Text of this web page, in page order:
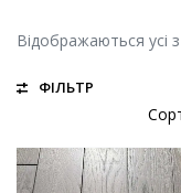
Відображаються усі
ФІЛЬТР